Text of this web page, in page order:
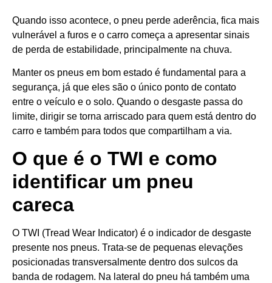
Quando isso acontece, o pneu perde aderência, fica mais
vulnerável a furos e o carro começa a apresentar sinais
de perda de estabilidade, principalmente na chuva.
Manter os pneus em bom estado é fundamental para a
segurança, já que eles são o único ponto de contato
entre o veículo e o solo. Quando o desgaste passa do
limite, dirigir se torna arriscado para quem está dentro do
carro e também para todos que compartilham a via.
O que é o TWI e como
identificar um pneu
careca
O TWI (Tread Wear Indicator) é o indicador de desgaste
presente nos pneus. Trata-se de pequenas elevações
posicionadas transversalmente dentro dos sulcos da
banda de rodagem. Na lateral do pneu há também uma